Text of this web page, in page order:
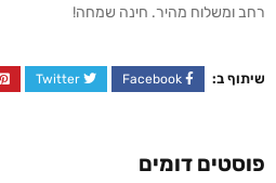
רחב ומשלוח מהיר. חינה שמחה!
שיתוף ב: Facebook
Twitter
פוסטים דומים